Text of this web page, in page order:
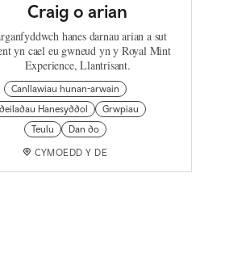
Craig o arian
hanes darnau arian a sut
yn cael eu gwneud yn y Royal Mint
Experience, Llantrisant.
Canllawiau hunan-arwain
Hanesyddol
Grwpiau
Teulu
Dan do
CYMOEDD Y DE